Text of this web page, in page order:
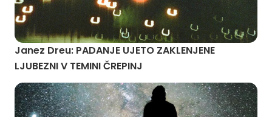
Janez Dreu: PADANJE UJETO ZAKLENJENE
LJUBEZNI V TEMINI ČREPINJ